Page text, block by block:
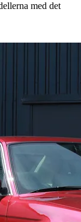
med det